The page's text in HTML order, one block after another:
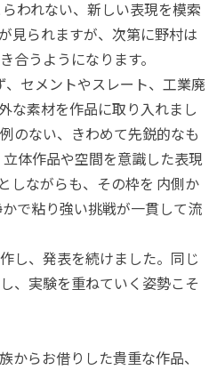
われない、新しい表現を模索
見られますが、次第に野村は
合うようになります。
セメントやスレート、工業廃
な素材を作品に取り入れまし
のない、きわめて先鋭的なも
体作品や空間を意識した表現
しながらも、その枠を 内側か
で粘り強い挑戦が一貫して流
し、発表を続けました。同じ
、実験を重ねていく姿勢こそ
からお借りした貴重な作品、